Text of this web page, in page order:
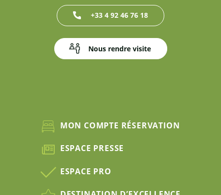
+33 4 92 46 76 18
Nous rendre visite
MON COMPTE RÉSERVATION
ESPACE PRESSE
ESPACE PRO